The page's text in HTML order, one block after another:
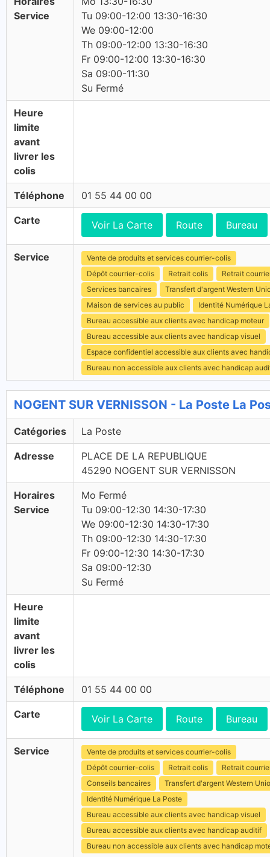
Service
Tu 09:00-12:00 13:30-16:30
We 09:00-12:00
Th 09:00-12:00 13:30-16:30
Fr 09:00-12:00 13:30-16:30
Sa 09:00-11:30
Su Fermé
Heure
limite
avant
livrer les
colis
Téléphone 01 55 44 00 00
Carte Voir La Carte Route Bureau
Service
Vente de produits et services courrier-colis
Dépôt courrier-colis
Retrait colis
Retrait
Services bancaires
Transfert d'argent Western
Maison de services au public
Identité Numérique
Bureau accessible aux clients avec handicap moteur
Bureau accessible aux clients avec handicap visuel
Espace confidentiel accessible aux clients avec
Bureau non accessible aux clients avec handicap
NOGENT SUR VERNISSON - La Poste La
Catégories La Poste
Adresse
PLACE DE LA REPUBLIQUE
45290 NOGENT SUR VERNISSON
Horaires
Service
Mo Fermé
Tu 09:00-12:30 14:30-17:30
We 09:00-12:30 14:30-17:30
Th 09:00-12:30 14:30-17:30
Fr 09:00-12:30 14:30-17:30
Sa 09:00-12:30
Su Fermé
Heure
limite
avant
livrer les
colis
Téléphone 01 55 44 00 00
Carte Voir La Carte Route Bureau
Service
Vente de produits et services courrier-colis
Dépôt courrier-colis
Retrait colis
Retrait
Conseils bancaires
Transfert d'argent Western
Identité Numérique La Poste
Bureau accessible aux clients avec handicap visuel
Bureau accessible aux clients avec handicap auditif
Bureau non accessible aux clients avec handicap